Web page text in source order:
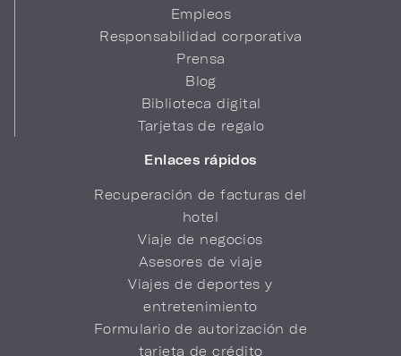
Empleos
Responsabilidad corporativa
Prensa
Blog
Biblioteca digital
Tarjetas de regalo
Enlaces rápidos
Recuperación de facturas del
hotel
Viaje de negocios
Asesores de viaje
Viajes de deportes y
entretenimiento
Formulario de autorización de
tarjeta de crédito